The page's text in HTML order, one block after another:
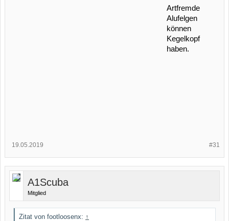
Artfremde
Alufelgen
können
Kegelkopf
haben.
#31
19.05.2019
A1Scuba
Mitglied
Zitat von footloosenx: ↑